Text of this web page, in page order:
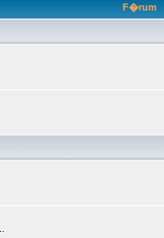
F�rum